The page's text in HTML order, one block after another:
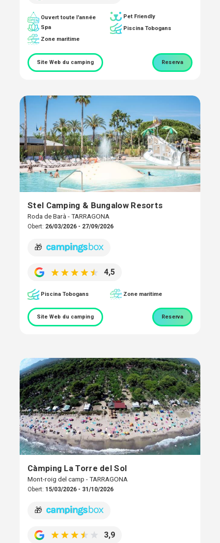
Ouvert toute l'année
Pet Friendly
Spa
Piscina Tobogans
Zone maritime
Site Web du camping Reserva
Stel Camping & Bungalow Resorts
Roda de Barà - TARRAGONA
Obert: 26/03/2026 - 27/09/2026
🎁
4,5
Piscina Tobogans Zone maritime
Site Web du camping Reserva
Càmping La Torre del Sol
Mont-roig del camp - TARRAGONA
Obert: 15/03/2026 - 31/10/2026
🎁
3,9